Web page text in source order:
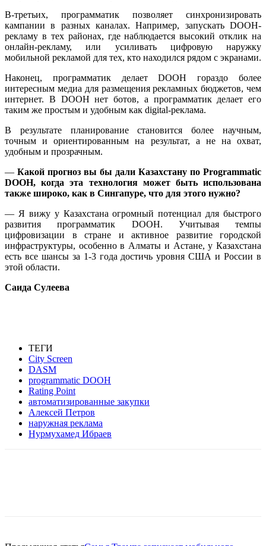
В-третьих, программатик позволяет синхронизировать
кампании в разных каналах. Например, запускать DOOH-
рекламу в тех районах, где наблюдается высокий отклик на
онлайн-рекламу, или усиливать цифровую наружку
мобильной рекламой для тех, кто находился рядом с экранами.
Наконец, программатик делает DOOH гораздо более
интересным медиа для размещения рекламных бюджетов, чем
интернет. В DOOH нет ботов, а программатик делает его
таким же простым и удобным как digital-реклама.
В результате планирование становится более научным,
точным и ориентированным на результат, а не на охват,
удобным и прозрачным.
— Какой прогноз вы бы дали Казахстану по Programmatic
DOOH, когда эта технология может быть использована
также широко, как в Сингапуре, что для этого нужно?
— Я вижу у Казахстана огромный потенциал для быстрого
развития программатик DOOH. Учитывая темпы
цифровизации в стране и активное развитие городской
инфраструктуры, особенно в Алматы и Астане, у Казахстана
есть все шансы за 1-3 года достичь уровня США и России в
этой области.
Cаида Сулеева
ТЕГИ
City Screen
DASM
programmatic DOOH
Rating Point
автоматизированные закупки
Алексей Петров
наружная реклама
Нурмухамед Ибраев